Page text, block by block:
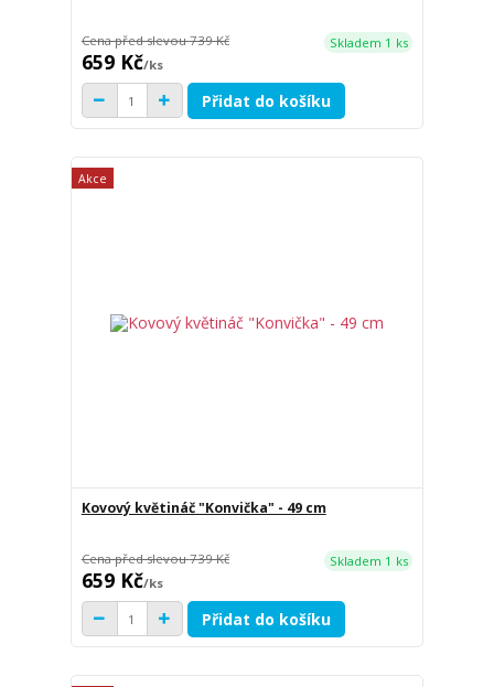
Cena před slevou739 Kč
659 Kč/ks
Skladem 1 ks
Přidat do košíku
Akce
Kovový květináč "Konvička" - 49 cm
Cena před slevou739 Kč
659 Kč/ks
Skladem 1 ks
Přidat do košíku